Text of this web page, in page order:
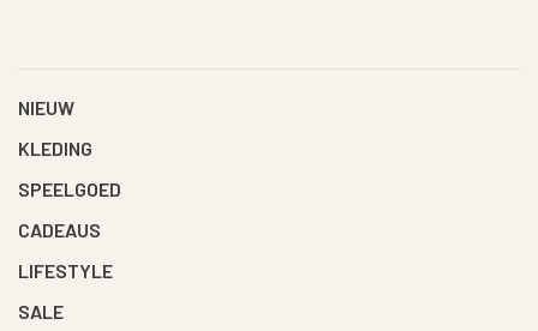
NIEUW
KLEDING
SPEELGOED
CADEAUS
LIFESTYLE
SALE